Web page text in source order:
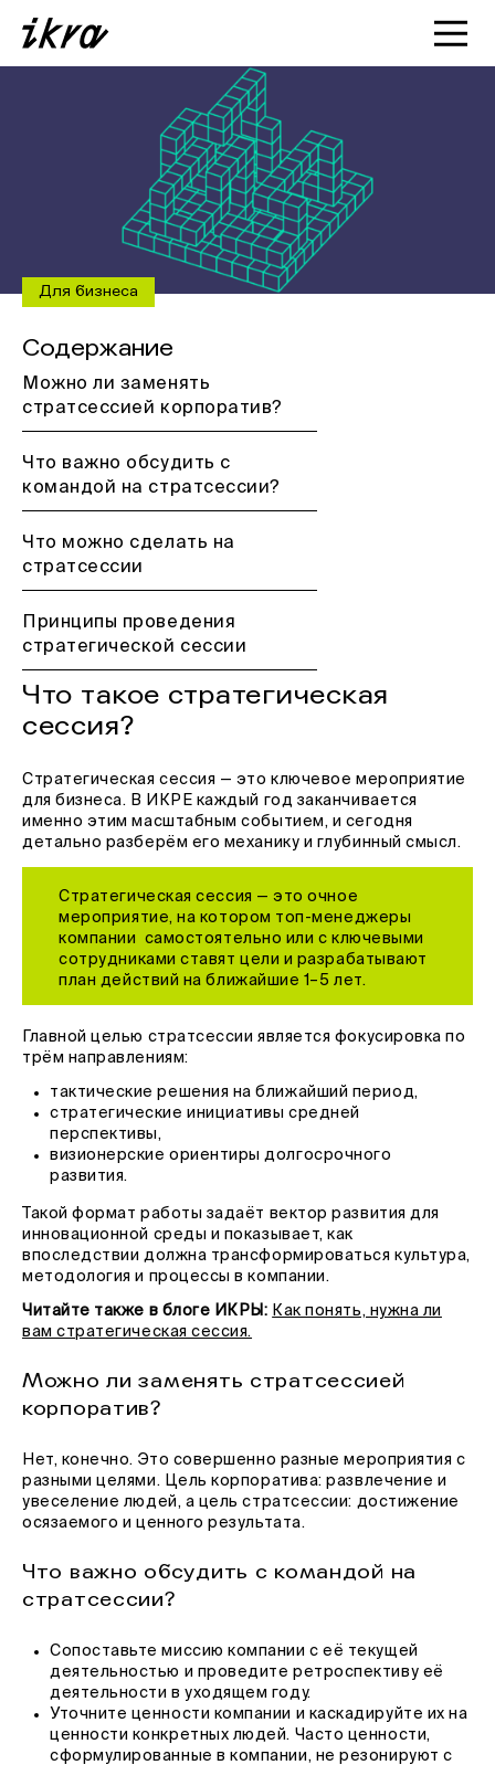
Познакомиться с ИКРОЙ
Статьи
Кейсы
О нас
Для бизнеса
Содержание
Можно ли заменять
стратсессией корпоратив?
Что важно обсудить с
командой на стратсессии?
Что можно сделать на
стратсессии
Принципы проведения
стратегической сессии
Что такое стратегическая
сессия?
Стратегическая сессия — это ключевое мероприятие
для бизнеса. В ИКРЕ каждый год заканчивается
именно этим масштабным событием, и сегодня
детально разберём его механику и глубинный смысл.
Стратегическая сессия — это очное
мероприятие, на котором топ-менеджеры
компании самостоятельно или с ключевыми
сотрудниками ставят цели и разрабатывают
план действий на ближайшие 1–5 лет.
Главной целью стратсессии является фокусировка по
трём направлениям:
тактические решения на ближайший период,
стратегические инициативы средней
перспективы,
визионерские ориентиры долгосрочного
развития.
Такой формат работы задаёт вектор развития для
инновационной среды и показывает, как
впоследствии должна трансформироваться культура,
методология и процессы в компании.
Читайте также в блоге ИКРЫ: Как понять, нужна ли
вам стратегическая сессия.
Можно ли заменять стратсессией
корпоратив?
Нет, конечно. Это совершенно разные мероприятия с
разными целями. Цель корпоратива: развлечение и
увеселение людей, а цель стратсессии: достижение
осязаемого и ценного результата.
Что важно обсудить с командой на
стратсессии?
Сопоставьте миссию компании с её текущей
деятельностью и проведите ретроспективу её
деятельности в уходящем году.
Уточните ценности компании и каскадируйте их на
ценности конкретных людей. Часто ценности,
сформулированные в компании, не резонируют с